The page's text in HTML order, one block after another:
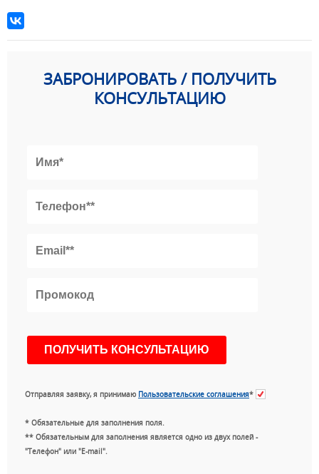
ЗАБРОНИРОВАТЬ / ПОЛУЧИТЬ
КОНСУЛЬТАЦИЮ
Отправляя заявку, я принимаю Пользовательские соглашения*
* Обязательные для заполнения поля.
** Обязательным для заполнения является одно из двух полей -
"Телефон" или "E-mail".